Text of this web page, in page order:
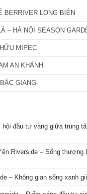
BERRIVER LONG BIÊN
– HÀ NỘI SEASON
MIPEC
AN KHÁNH
GIANG
đầu tư vàng giữa trung
Riverside – Sống thượng
– Không gian sống xanh